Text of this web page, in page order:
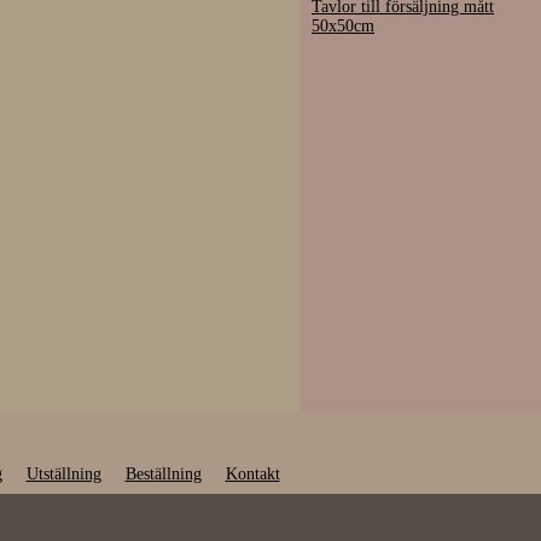
Tavlor till försäljning mått
50x50cm
Utställning Beställning Kontakt